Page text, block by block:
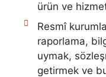
ürün ve
Resmî
raporlama,
uymak,
getirmek ve